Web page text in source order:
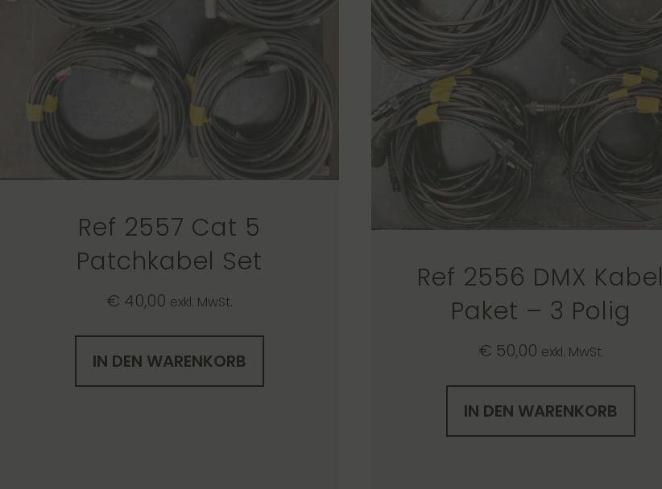
Ref 2557 Cat 5
Patchkabel Set
€ 40,00 exkl. MwSt.
IN DEN WARENKORB
Ref 2556 DMX Kabel
Paket – 3 Polig
€ 50,00 exkl. MwSt.
IN DEN WARENKORB